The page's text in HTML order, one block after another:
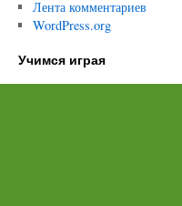
Лента комментариев
WordPress.org
Учимся играя